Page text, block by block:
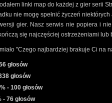
linki map do każdej z gier serii
nie mogę spełnić życzeń
gier. Nasz serwis nie popiera i
się najczęściej ostrzeżeniami lub
"Czego najbardziej brakuje Ci na
głosów
głosów
- 100 głosów
- 76 głosów